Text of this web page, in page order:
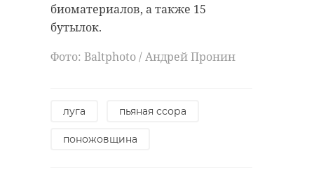
биоматериалов, а также 15
бутылок.
Фото: Baltphoto / Андрей Пронин
луга пьяная ссора
поножовщина